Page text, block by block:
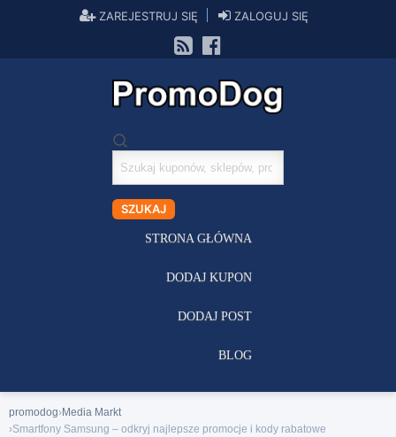
ZAREJESTRUJ SIĘ ZALOGUJ SIĘ
Szukaj
kuponów
SZUKAJ
STRONA GŁÓWNA
DODAJ KUPON
DODAJ POST
BLOG
promodog›Media Markt
›Smartfony Samsung – odkryj najlepsze promocje i kody rabatowe